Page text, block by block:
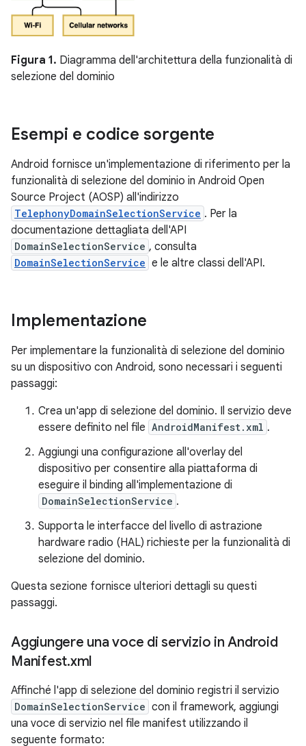
Figura 1. Diagramma dell'architettura della funzionalità di
selezione del dominio
Esempi e codice sorgente
Android fornisce un'implementazione di riferimento per la
funzionalità di selezione del dominio in Android Open
Source Project (AOSP) all'indirizzo
TelephonyDomainSelectionService . Per la
documentazione dettagliata dell'API
DomainSelectionService , consulta
DomainSelectionService e le altre classi dell'API.
Implementazione
Per implementare la funzionalità di selezione del dominio
su un dispositivo con Android, sono necessari i seguenti
passaggi:
Crea un'app di selezione del dominio. Il servizio deve
essere definito nel file AndroidManifest.xml .
Aggiungi una configurazione all'overlay del
dispositivo per consentire alla piattaforma di
eseguire il binding all'implementazione di
DomainSelectionService .
Supporta le interfacce del livello di astrazione
hardware radio (HAL) richieste per la funzionalità di
selezione del dominio.
Questa sezione fornisce ulteriori dettagli su questi
passaggi.
Aggiungere una voce di servizio in Android
Manifest.xml
Affinché l'app di selezione del dominio registri il servizio
DomainSelectionService con il framework, aggiungi
una voce di servizio nel file manifest utilizzando il
seguente formato: